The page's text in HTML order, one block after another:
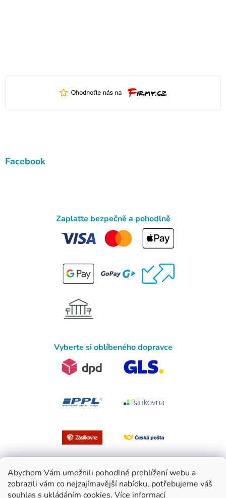
Abychom Vám umožnili pohodlné prohlížení webu a
zobrazili vám co nejzajímavější nabídku, potřebujeme váš
souhlas s ukládáním cookies. Více informací
Facebook
Zaplaťte bezpečně a pohodlně
Vyberte si oblíbeného dopravce